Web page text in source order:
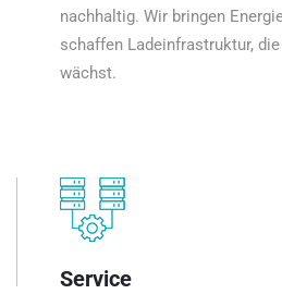
nachhaltig. Wir bringen
schaffen Ladeinfrastruktur,
wächst.
Service